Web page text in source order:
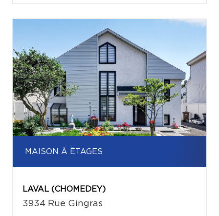
MAISON À ÉTAGES
LAVAL (CHOMEDEY)
3934 Rue Gingras